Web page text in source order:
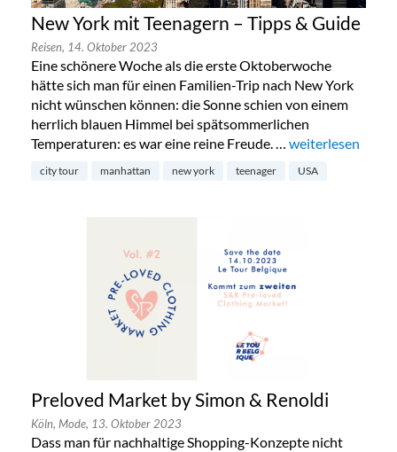
New York mit Teenagern – Tipps & Guide
Reisen, 14. Oktober 2023
Eine schönere Woche als die erste Oktoberwoche
hätte sich man für einen Familien-Trip nach New York
nicht wünschen können: die Sonne schien von einem
herrlich blauen Himmel bei spätsommerlichen
Temperaturen: es war eine reine Freude. … „New York mit
weiterlesen
city tour manhattan new york teenager USA
Preloved Market by Simon & Renoldi
Köln, Mode, 13. Oktober 2023
Dass man für nachhaltige Shopping-Konzepte nicht